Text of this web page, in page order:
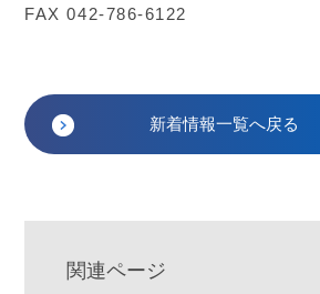
FAX 042-786-6122
新着情報一覧へ戻る
関連ページ